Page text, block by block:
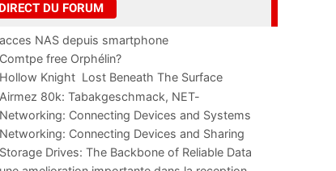
DU FORUM
acces NAS depuis smartphone
Comtpe free Orphélin?
Hollow Knight  Lost Beneath The Surface
Airmez 80k: Tabakgeschmack, NET-
Technologie und Leistung im
Networking: Connecting Devices and Systems
Networking: Connecting Devices and Sharing
Information
Storage Drives: The Backbone of Reliable Data
Management